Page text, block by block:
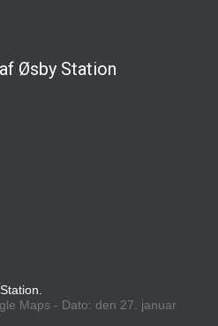
Øsby Station
Maps - Dato: den 27. januar